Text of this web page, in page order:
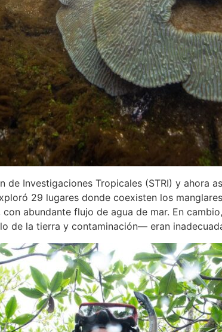
Investigaciones Tropicales (STRI) y ahora
29 lugares donde coexisten los
abundante flujo de agua de mar. En
de la tierra y contaminación— eran